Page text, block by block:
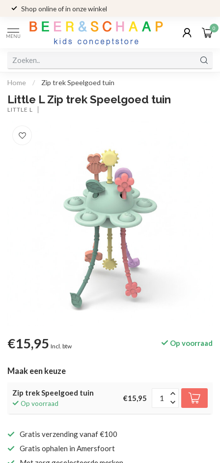
Shop online of in onze winkel
MENU
0
Home / Zip trek Speelgoed tuin
Little L Zip trek Speelgoed tuin
LITTLE L
€15,95 Incl. btw Op voorraad
Maak een keuze
Zip trek Speelgoed tuin
Op voorraad
€15,95
Gratis verzending vanaf €100
Gratis ophalen in Amersfoort